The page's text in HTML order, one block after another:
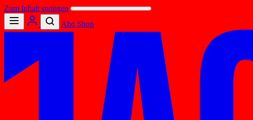
Zum Inhalt springen
Abo Shop